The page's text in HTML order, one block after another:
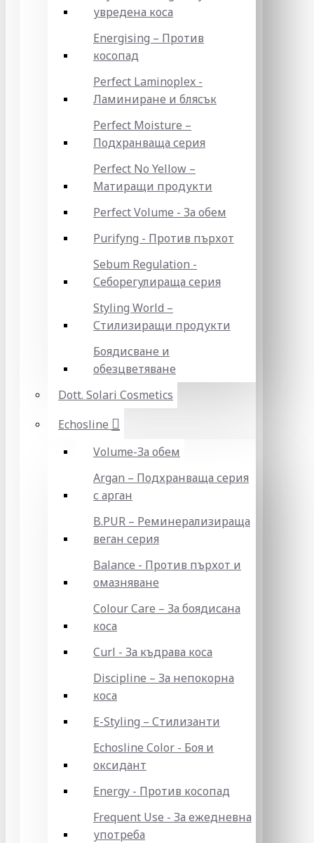
увредена коса
Energising – Против
косопад
Perfect Laminoplex -
Ламиниране и блясък
Perfect Moisture –
Подхранваща серия
Perfect No Yellow –
Матиращи продукти
Perfect Volume - За обем
Purifyng - Против пърхот
Sebum Regulation -
Себорегулираща серия
Styling World –
Стилизиращи продукти
Боядисване и
обезцветяване
Dott. Solari Cosmetics
Echosline
Volume-За обем
Argan – Подхранваща серия
с арган
B.PUR – Реминерализираща
веган серия
Balance - Против пърхот и
омазняване
Colour Care – За боядисана
коса
Curl - За къдрава коса
Discipline – За непокорна
коса
E-Styling – Стилизанти
Echosline Color - Боя и
оксидант
Energy - Против косопад
Frequent Use - За ежедневна
употреба